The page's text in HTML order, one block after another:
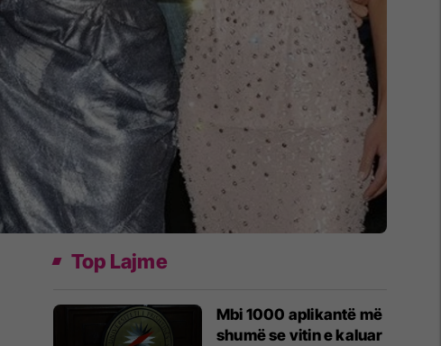
Top Lajme
​Mbi 1000 aplikantë më
shumë se vitin e kaluar